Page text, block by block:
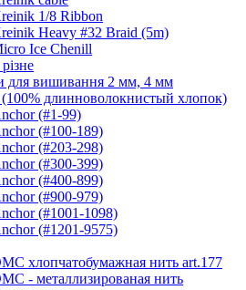
1/8 Ribbon
Heavy #32 Braid (5m)
Ice Chenill
для вишивання 2 мм, 4 мм
длинноволокнистый хлопок)
(#1-99)
(#100-189)
(#203-298)
(#300-399)
(#400-899)
(#900-979)
(#1001-1098)
(#1201-9575)
хлопчатобумажная нить art.177
- металлизированая нить